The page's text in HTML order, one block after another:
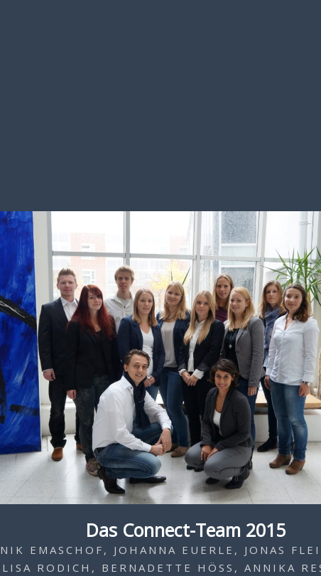
Das Connect-Team 2015
NIK EMASCHOF, JOHANNA EUERLE, JONAS
LISA RODICH, BERNADETTE HÖSS, ANNIKA